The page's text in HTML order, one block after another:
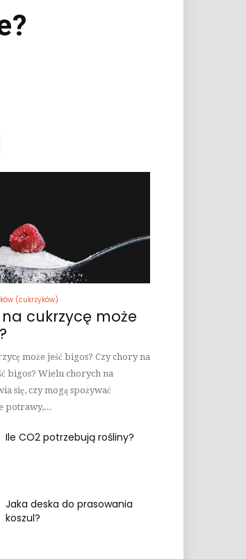
(cukrzyków)
cukrzycę może
może jeść bigos? Czy chory na
bigos? Wielu chorych na
się, czy mogą spożywać
potrawy,...
Ile CO2 potrzebują rośliny?
Jaka deska do prasowania
koszul?